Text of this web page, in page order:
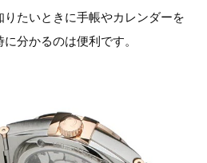
たいときに手帳やカレンダーを
分かるのは便利です。